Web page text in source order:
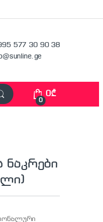
577 30 90 38
0
0₾
ნაკრები